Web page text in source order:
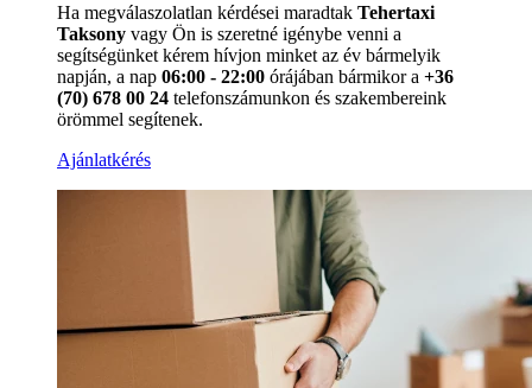
Ha megválaszolatlan kérdései maradtak Tehertaxi
Taksony vagy Ön is szeretné igénybe venni a
segítségünket kérem hívjon minket az év bármelyik
napján, a nap 06:00 - 22:00 órájában bármikor a +36
(70) 678 00 24 telefonszámunkon és szakembereink
örömmel segítenek.
Ajánlatkérés